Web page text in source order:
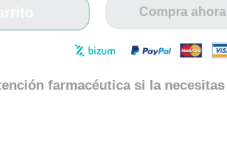
Compra ahora
farmacéutica si la necesitas